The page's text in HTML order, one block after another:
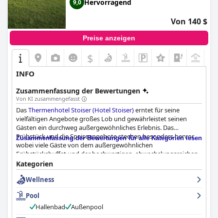
9,0 Hervorragend
Von 140 $
Preise anzeigen
$
INFO
Zusammenfassung der Bewertungen
Von KI zusammengefasst
DasThermenhotel Stoiser (Hotel Stoiser)erntet für seine
vielfältigen Angebote großes Lob und gewährleistet seinen
Gästen ein durchweg außergewöhnliches Erlebnis. Das
Frühstück und die Speiseangebote stechen besonders hervor,
wobei viele Gäste von dem außergewöhnlichen
Frühstücksbuffet und der hochwertigen, abwechslungsreichen
Auswahl sowohl an Morgen- als auch an Abendmahlzeiten
schwärmen. Frische und Reichhaltigkeit kennzeichnen das
kulinarische Angebot und sorgen für einen gelungenen Start
und Ausklang des Tages, wobei das Fehlen veganer Optionen
angemerkt wird.
Zusammenfassung der Bewertungen für alle Kategorien lesen
Kategorien
Wellness
Pool
Hallenbad
Außenpool